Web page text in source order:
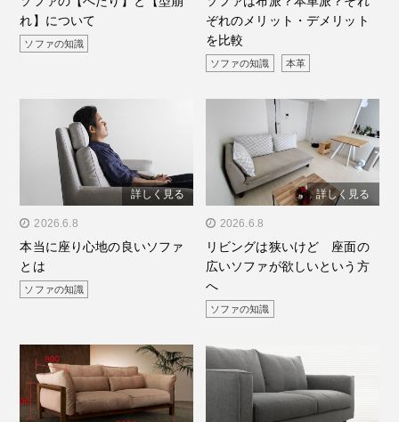
と【型崩れ】について"/>
れ】について
ソファの知識
派？それぞれのメリット・
デメリットを比較"/>
ぞれのメリット・デメリット
を比較
ソファの知識 本革
" alt="本当に座り心地の良
いソファとは"/>
詳しく見る
2026.6.8
本当に座り心地の良いソファ
とは
ソファの知識
" alt="リビングは狭いけ
ど 座面の広いソファが欲
しいという方へ"/>
詳しく見る
2026.6.8
リビングは狭いけど 座面の
広いソファが欲しいという方
へ
ソファの知識